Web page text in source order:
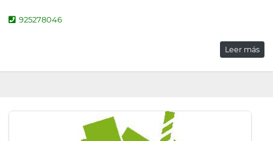
925278046
Leer más